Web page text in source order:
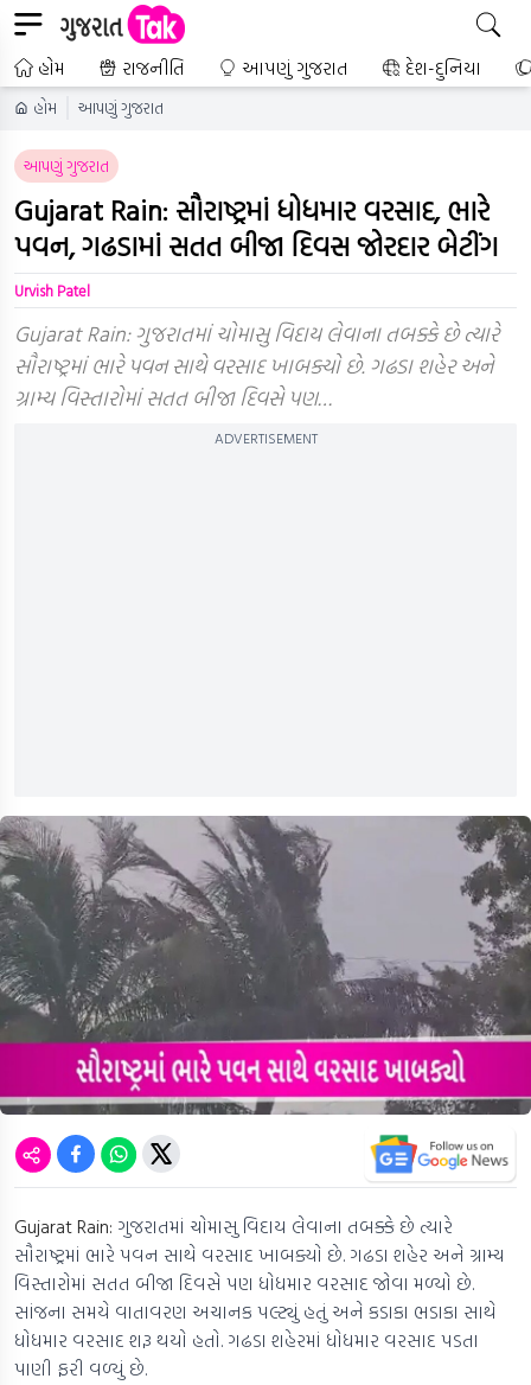
હોમ રાજનીતિ આપણું ગુજરાત દેશ-દુનિયા
હોમ આપણું ગુજરાત
આપણું ગુજરાત
Gujarat Rain: સૌરાષ્ટ્રમાં ધોધમાર વરસાદ, ભારે
પવન, ગઢડામાં સતત બીજા દિવસ જોરદાર બેટીંગ
Urvish Patel
Gujarat Rain: ગુજરાતમાં ચોમાસુ વિદાય લેવાના તબક્કે છે ત્યારે
સૌરાષ્ટ્રમાં ભારે પવન સાથે વરસાદ ખાબક્યો છે. ગઢડા શહેર અને
ગ્રામ્ય વિસ્તારોમાં સતત બીજા દિવસે પણ…
ADVERTISEMENT
Gujarat Rain: ગુજરાતમાં ચોમાસુ વિદાય લેવાના તબક્કે છે ત્યારે
સૌરાષ્ટ્રમાં ભારે પવન સાથે વરસાદ ખાબક્યો છે. ગઢડા શહેર અને ગ્રામ્ય
વિસ્તારોમાં સતત બીજા દિવસે પણ ધોધમાર વરસાદ જોવા મળ્યો છે.
સાંજના સમયે વાતાવરણ અચાનક પલ્ટ્યું હતું અને કડાકા ભડાકા સાથે
ધોધમાર વરસાદ શરૂ થયો હતો. ગઢડા શહેરમાં ધોધમાર વરસાદ પડતા
પાણી ફરી વળ્યું છે.